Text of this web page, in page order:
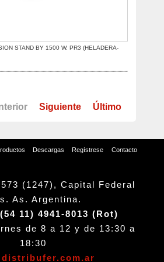
STAND BY 1500 W. PR3 (HELADERA-
Siguiente Último
Descargas Regístrese Contacto
(1247), Capital Federal
As. Argentina.
11) 4941-8013 (Rot)
de 8 a 12 y de 13:30 a
18:30